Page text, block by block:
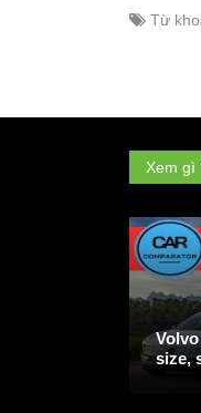
Từ
Xem gì
size,